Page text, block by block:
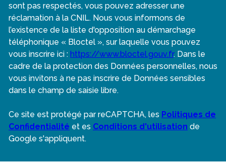
sont pas respectés, vous pouvez adresser une
réclamation à la CNIL. Nous vous informons de
l’existence de la liste d'opposition au démarchage
téléphonique « Bloctel », sur laquelle vous pouvez
vous inscrire ici : https://www.bloctel.gouv.fr. Dans le
cadre de la protection des Données personnelles, nous
vous invitons à ne pas inscrire de Données sensibles
dans le champ de saisie libre.
Ce site est protégé par reCAPTCHA, les Politiques de
Confidentialité et es Conditions d'utilisation de
Google s'appliquent.